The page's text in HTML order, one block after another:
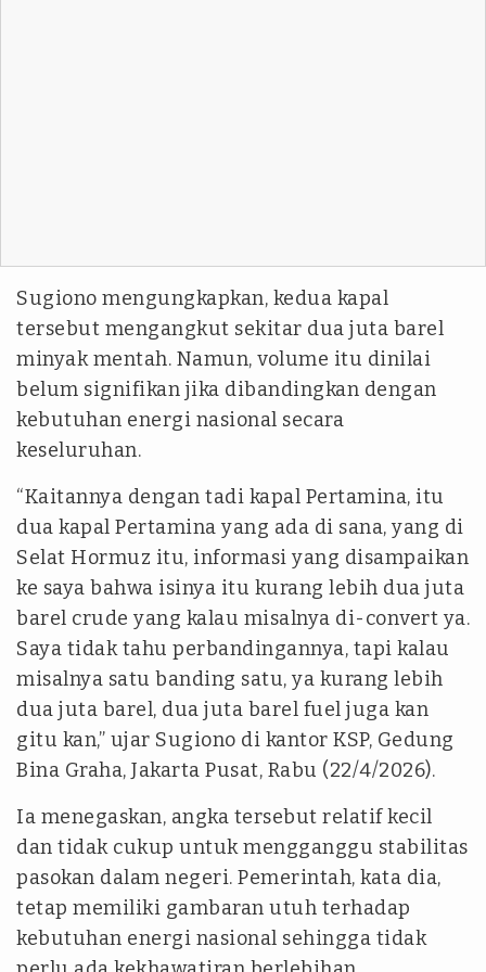
Sugiono mengungkapkan, kedua kapal
tersebut mengangkut sekitar dua juta barel
minyak mentah. Namun, volume itu dinilai
belum signifikan jika dibandingkan dengan
kebutuhan energi nasional secara
keseluruhan.
“Kaitannya dengan tadi kapal Pertamina, itu
dua kapal Pertamina yang ada di sana, yang di
Selat Hormuz itu, informasi yang disampaikan
ke saya bahwa isinya itu kurang lebih dua juta
barel crude yang kalau misalnya di-convert ya.
Saya tidak tahu perbandingannya, tapi kalau
misalnya satu banding satu, ya kurang lebih
dua juta barel, dua juta barel fuel juga kan
gitu kan,” ujar Sugiono di kantor KSP, Gedung
Bina Graha, Jakarta Pusat, Rabu (22/4/2026).
Ia menegaskan, angka tersebut relatif kecil
dan tidak cukup untuk mengganggu stabilitas
pasokan dalam negeri. Pemerintah, kata dia,
tetap memiliki gambaran utuh terhadap
kebutuhan energi nasional sehingga tidak